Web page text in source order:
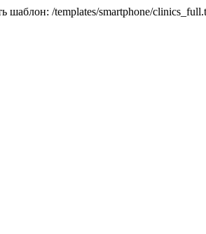
шаблон: /templates/smartphone/